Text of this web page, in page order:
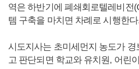
역은 하반기에 폐쇄회로텔레비전
템 구축을 마치면 차례로 시행한
시도지사는 초미세먼지 농도가
고 판단되면 학교와 유치원, 어린